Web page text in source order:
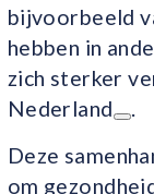
bijvoorbeeld
hebben in
zich sterker
Nederland
.
Deze
om